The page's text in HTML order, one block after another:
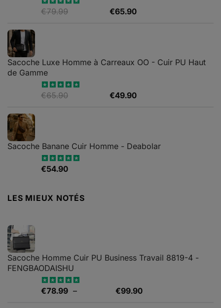
Note4.88
€79.99 €65.90Le
Sacoche Luxe Homme à Carreaux OO - Cuir PU Haut
de Gamme
Note4.82
€65.90 €49.90Le
Sacoche Banane Cuir Homme - Deabolar
Note4.79
€54.90
LES MIEUX NOTÉS
Sacoche Homme Cuir PU Business Travail 8819-4 -
FENGBAODAISHU
Note5.00
€78.99 – €99.90Plage